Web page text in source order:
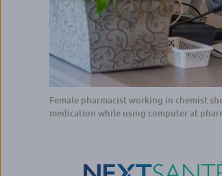
Female pharmacist working in chemist
medication while using computer at